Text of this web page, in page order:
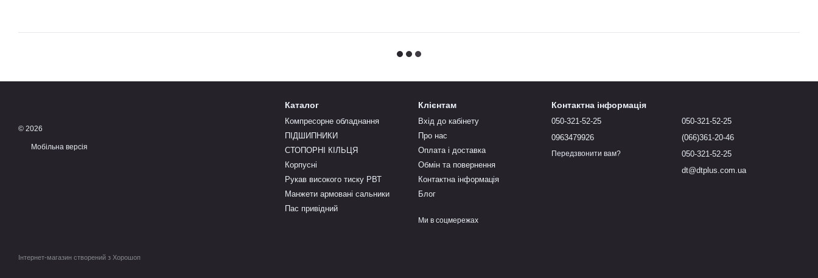
© 2026
Мобільна версія
Інтернет-магазин створений з Хорошоп
Каталог
Компресорне обладнання
ПІДШИПНИКИ
СТОПОРНІ КІЛЬЦЯ
Корпусні
Рукав високого тиску РВТ
Манжети армовані сальники
Пас привідний
Клієнтам
Вхід до кабінету
Про нас
Оплата і доставка
Обмін та повернення
Контактна інформація
Блог
Ми в соцмережах
Контактна інформація
050-321-52-25
0963479926
Передзвонити вам?
050-321-52-25
(066)361-20-46
050-321-52-25
dt@dtplus.com.ua